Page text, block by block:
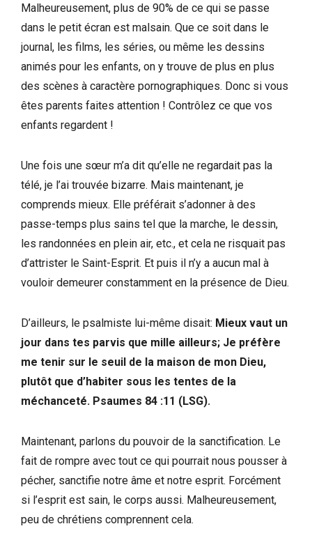
Malheureusement, plus de 90% de ce qui se passe
dans le petit écran est malsain. Que ce soit dans le
journal, les films, les séries, ou même les dessins
animés pour les enfants, on y trouve de plus en plus
des scènes à caractère pornographiques. Donc si vous
êtes parents faites attention ! Contrôlez ce que vos
enfants regardent !
Une fois une sœur m’a dit qu’elle ne regardait pas la
télé, je l’ai trouvée bizarre. Mais maintenant, je
comprends mieux. Elle préférait s’adonner à des
passe-temps plus sains tel que la marche, le dessin,
les randonnées en plein air, etc., et cela ne risquait pas
d’attrister le Saint-Esprit. Et puis il n’y a aucun mal à
vouloir demeurer constamment en la présence de Dieu.
D’ailleurs, le psalmiste lui-même disait: Mieux vaut un
jour dans tes parvis que mille ailleurs; Je préfère
me tenir sur le seuil de la maison de mon Dieu,
plutôt que d’habiter sous les tentes de la
méchanceté. Psaumes 84 :11 (LSG).
Maintenant, parlons du pouvoir de la sanctification. Le
fait de rompre avec tout ce qui pourrait nous pousser à
pécher, sanctifie notre âme et notre esprit. Forcément
si l’esprit est sain, le corps aussi. Malheureusement,
peu de chrétiens comprennent cela.